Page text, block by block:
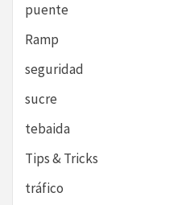
puente
Ramp
seguridad
sucre
tebaida
Tips & Tricks
tráfico